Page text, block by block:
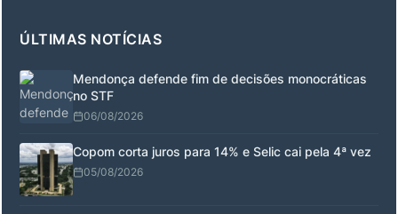
ÚLTIMAS NOTÍCIAS
Mendonça defende fim de decisões monocráticas
no STF
06/08/2026
Copom corta juros para 14% e Selic cai pela 4ª vez
05/08/2026